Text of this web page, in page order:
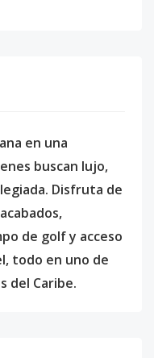
en una
buscan lujo,
Disfruta de
de golf y acceso
todo en uno de
del Caribe.